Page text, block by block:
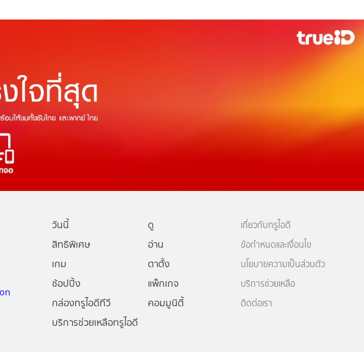
วันนี้
ดู
สิทธิพิเศษ
อ่าน
เกม
ตาตั้ง
ช้อปปิ้ง
แพ็กเกจ
กล่องทรูไอดีทีวี
คอมมูนิตี้
บริการช่วยเหลือทรูไอดี
เกี่ยวกับทรูไอดี
ข้อกำหนดและเงื่อนไข
นโยบายความเป็นส่วนตัว
บริการช่วยเหลือ
ติดต่อเรา